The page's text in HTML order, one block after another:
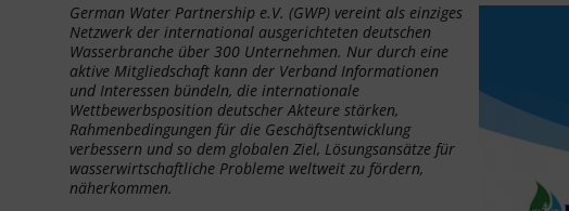
German Water Partnership e.V. (GWP) vereint als einziges
Netzwerk der international ausgerichteten deutschen
Wasserbranche über 300 Unternehmen. Nur durch eine
aktive Mitgliedschaft kann der Verband Informationen
und Interessen bündeln, die internationale
Wettbewerbsposition deutscher Akteure stärken,
Rahmenbedingungen für die Geschäftsentwicklung
verbessern und so dem globalen Ziel, Lösungsansätze für
wasserwirtschaftliche Probleme weltweit zu fördern,
näherkommen.